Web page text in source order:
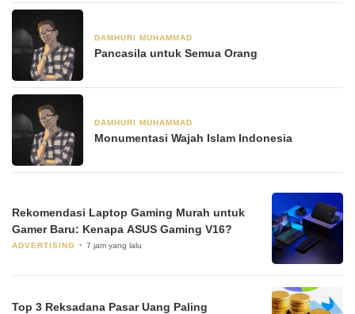
DAMHURI MUHAMMAD
Pancasila untuk Semua Orang
DAMHURI MUHAMMAD
Monumentasi Wajah Islam Indonesia
Rekomendasi Laptop Gaming Murah untuk
Gamer Baru: Kenapa ASUS Gaming V16?
ADVERTISING 7 jam yang lalu
Top 3 Reksadana Pasar Uang Paling